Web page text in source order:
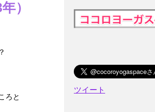
）
ろと
ツイート